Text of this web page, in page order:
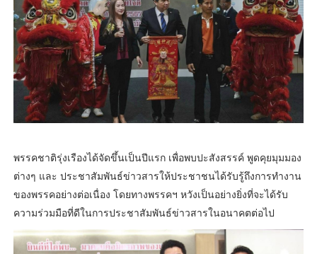
พรรคชาติรุ่งเรืองได้จัดขึ้นเป็นปีแรก เพื่อพบปะสังสรรค์ พูดคุยมุมมอง
ต่างๆ และ ประชาสัมพันธ์ข่าวสารให้ประชาชนได้รับรู้ถึงการทำงาน
ของพรรคอย่างต่อเนื่อง โดยทางพรรคฯ หวังเป็นอย่างยิ่งที่จะได้รับ
ความร่วมมือที่ดีในการประชาสัมพันธ์ข่าวสารในอนาคตต่อไป